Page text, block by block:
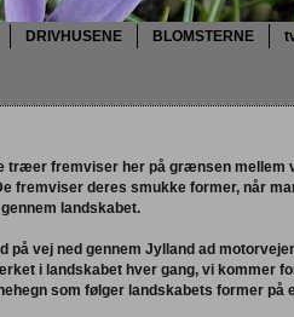
DRIVHUSENE BLOMSTERNE
træer fremviser her på grænsen mellem
fremviser deres smukke former, når
landskabet.
på vej ned gennem Jylland ad
i landskabet hver gang, vi kommer
som følger landskabets former på